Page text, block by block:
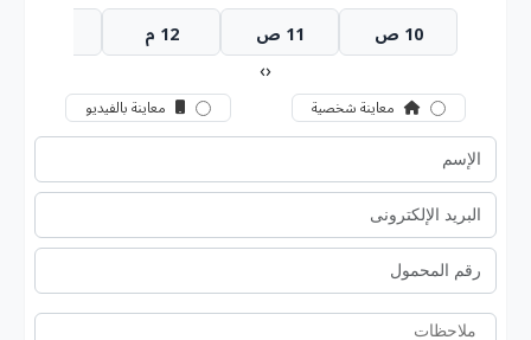
10 ص 11 ص 12 م
‹
›
معاينة شخصية معاينة بالفيديو